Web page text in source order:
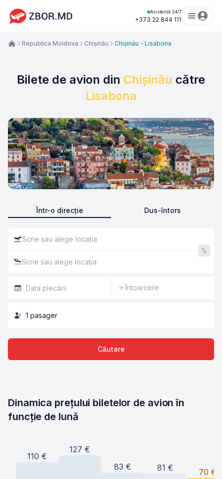
Asistență 24/7
+373 22 844 111
Bilete de avion din Chișinău către
Lisabona
Într-o direcție Dus-întors
Întoarcere
1 pasager
Căutare
Republica Moldova Chișinău Chișinău - Lisabona
Dinamica prețului biletelor de avion în
funcție de lună
110 €
127 €
83 € 81 € 70 €